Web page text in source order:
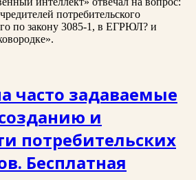
потребительского
по закону 3085-1, в ЕГРЮЛ? и
часто задаваемые
и
потребительских
Бесплатная